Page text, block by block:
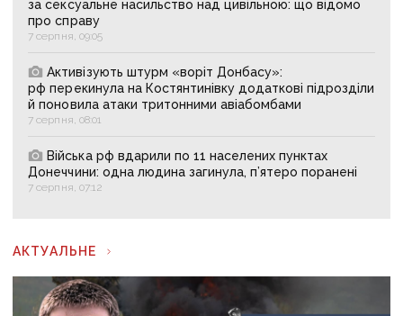
за сексуальне насильство над цивільною: що відомо
про справу
7 серпня, 09:05
Активізують штурм «воріт Донбасу»:
рф перекинула на Костянтинівку додаткові підрозділи
й поновила атаки тритонними авіабомбами
7 серпня, 08:01
Війська рф вдарили по 11 населених пунктах
Донеччини: одна людина загинула, п’ятеро поранені
7 серпня, 07:12
АКТУАЛЬНЕ